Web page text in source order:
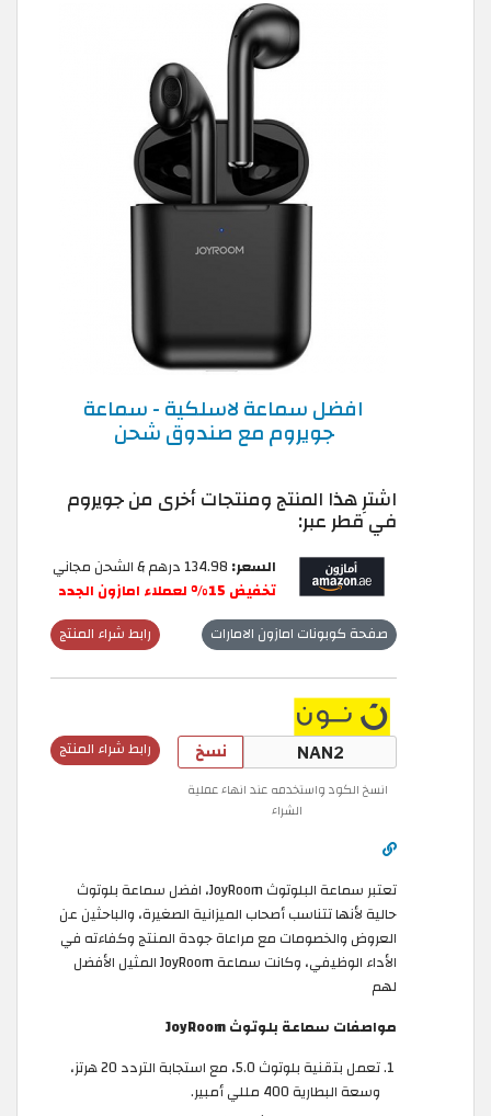
افضل سماعة لاسلكية - سماعة
جويروم مع صندوق شحن
اشترِ هذا المنتج ومنتجات أخرى من جويروم
في قطر عبر:
السعر:
تخفيض 15% لعملاء امازون الجدد
رابط شراء المنتج صفحة كوبونات امازون الامارات
رابط شراء المنتج نسخ
انسخ الكود واستخدمه عند انهاء عملية
الشراء
تعتبر سماعة البلوتوث JoyRoom، افضل سماعة بلوتوث
حالية لأنها تتناسب أصحاب الميزانية الصغيرة، والباحثين عن
العروض والخصومات مع مراعاة جودة المنتج وكفاءته في
الأداء الوظيفي، وكانت سماعة JoyRoom المثيل الأفضل
لهم
مواصفات سماعة بلوتوث JoyRoom
تعمل بتقنية بلوتوث 5.0، مع استجابة التردد 20 هرتز،
وسعة البطارية 400 مللي أمبير.